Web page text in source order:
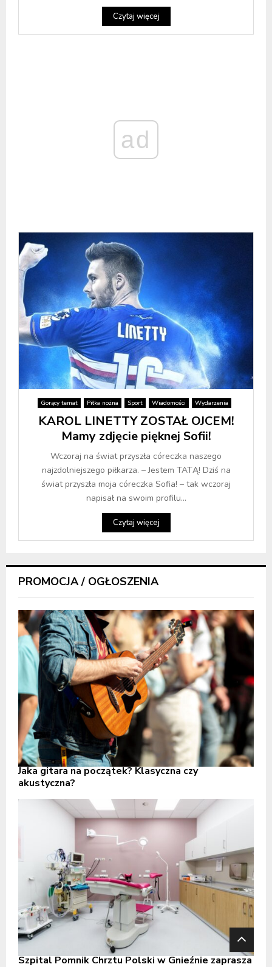
Czytaj więcej
ad
Gorący temat Piłka nożna Sport Wiadomości Wydarzenia
KAROL LINETTY ZOSTAŁ OJCEM!
Mamy zdjęcie pięknej Sofii!
Wczoraj na świat przyszła córeczka naszego
najzdolniejszego piłkarza. – Jestem TATĄ! Dziś na
świat przyszła moja córeczka Sofia! – tak wczoraj
napisał na swoim profilu...
Czytaj więcej
PROMOCJA / OGŁOSZENIA
Jaka gitara na początek? Klasyczna czy
akustyczna?
Szpital Pomnik Chrztu Polski w Gnieźnie zaprasza